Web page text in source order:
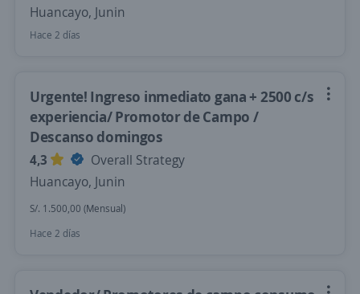
Huancayo, Junin
Hace 2 días
Urgente! Ingreso inmediato gana + 2500 c/s
experiencia/ Promotor de Campo /
Descanso domingos
4,3
Overall Strategy
Huancayo, Junin
S/. 1.500,00 (Mensual)
Hace 2 días